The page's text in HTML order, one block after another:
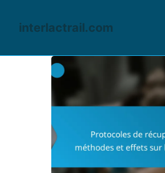
interlactrail.com
Skip to content